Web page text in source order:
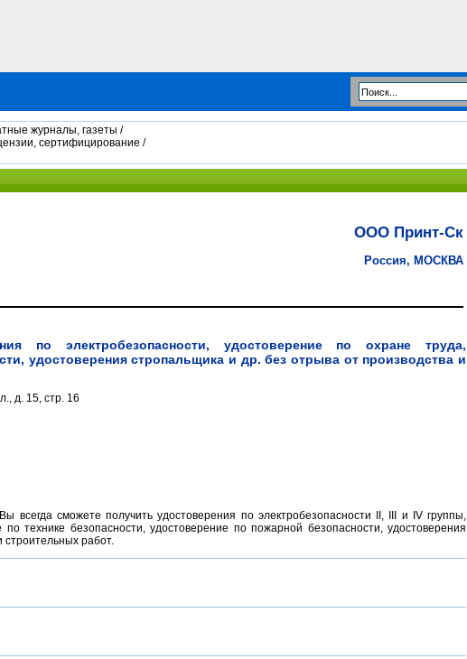
журналы, газеты /
сертифицирование /
ООО Принт-Ск
Россия, МОСКВА
по электробезопасности, удостоверение по охране труда,
удостоверения стропальщика и др. без отрыва от производства и
д. 15, стр. 16
всегда сможете получить удостоверения по электробезопасности II, III и IV группы,
технике безопасности, удостоверение по пожарной безопасности, удостоверения
строительных работ.